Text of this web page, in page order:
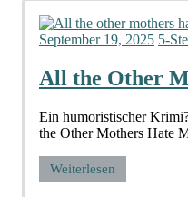
September 19, 2025 5-
All the Other
Ein humoristischer
the Other Mothers Hate
Weiterlesen